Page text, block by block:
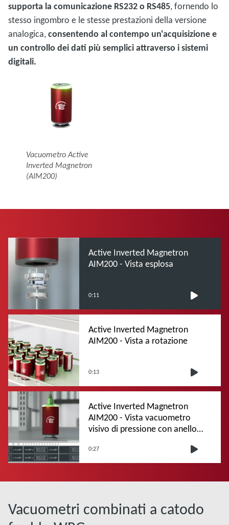
supporta la comunicazione RS232 o RS485, fornendo lo
stesso ingombro e le stesse prestazioni della versione
analogica,consentendo al contempo un'acquisizione e
un controllo dei dati più semplici attraverso i sistemi
digitali.
Vacuometro Active
Inverted Magnetron
(AIM200)
Active Inverted Magnetron
AIM200 - Vista esplosa
0:11
Active Inverted Magnetron
AIM200 - Vista a rotazione
0:13
Active Inverted Magnetron
AIM200 - Vista vacuometro
visivo di pressione con anello
0:27
Vacuometri combinati a catodo